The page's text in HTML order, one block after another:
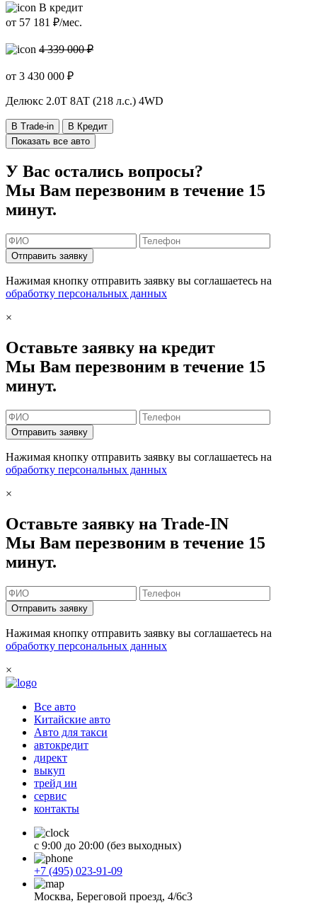
В кредит
от 57 181 ₽/мес.
4 339 000 ₽
от 3 430 000 ₽
Делюкс 2.0T 8AT (218 л.с.) 4WD
В Trade-in
В Кредит
Показать все авто
У Вас остались вопросы?
Мы Вам перезвоним в течение 15
минут.
Отправить заявку
Нажимая кнопку отправить заявку вы соглашаетесь на
обработку персональных данных
×
Оставьте заявку на кредит
Мы Вам перезвоним в течение 15
минут.
Отправить заявку
Нажимая кнопку отправить заявку вы соглашаетесь на
обработку персональных данных
×
Оставьте заявку на Trade-IN
Мы Вам перезвоним в течение 15
минут.
Отправить заявку
Нажимая кнопку отправить заявку вы соглашаетесь на
обработку персональных данных
×
Все авто
Китайские авто
Авто для такси
автокредит
директ
выкуп
трейд ин
сервис
контакты
с 9:00 до 20:00 (без выходных)
+7 (495) 023-91-09
Москва, Береговой проезд, 4/6с3